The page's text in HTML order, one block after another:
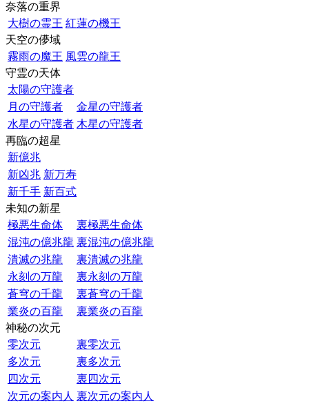
奈落の重界
大樹の霊王 紅蓮の機王
天空の儚域
霧雨の魔王 風雲の龍王
守霊の天体
太陽の守護者
月の守護者
金星の守護者
水星の守護者 木星の守護者
再臨の超星
新億兆
新凶兆 新万寿
新千手 新百式
未知の新星
極悪生命体
裏極悪生命体
混沌の億兆龍 裏混沌の億兆龍
潰滅の兆龍
裏潰滅の兆龍
永刻の万龍
裏永刻の万龍
蒼穹の千龍
裏蒼穹の千龍
業炎の百龍
裏業炎の百龍
神秘の次元
零次元
裏零次元
多次元
裏多次元
四次元
裏四次元
次元の案内人 裏次元の案内人